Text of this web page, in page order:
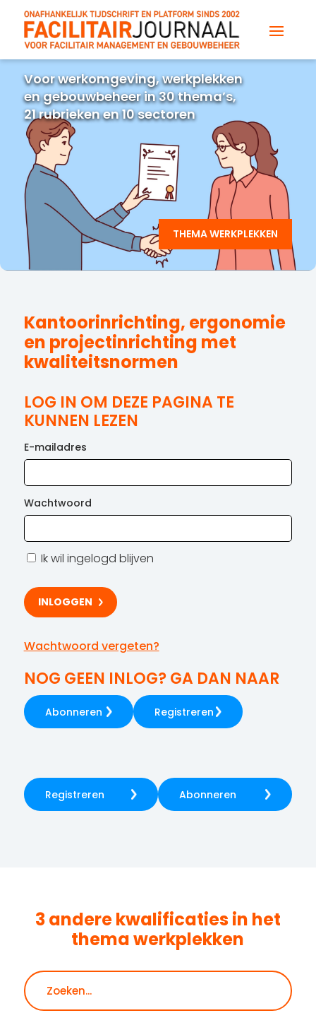
Voor werkomgeving, werkplekken
en gebouwbeheer in 30 thema’s,
21 rubrieken en 10 sectoren
THEMA WERKPLEKKEN
Kantoorinrichting, ergonomie
en projectinrichting met
kwaliteitsnormen
LOG IN OM DEZE PAGINA TE
KUNNEN LEZEN
E-mailadres
Wachtwoord
Ik wil ingelogd blijven
Wachtwoord vergeten?
NOG GEEN INLOG? GA DAN NAAR
Abonneren Registreren
Registreren Abonneren
3 andere kwalificaties in het
themawerkplekken